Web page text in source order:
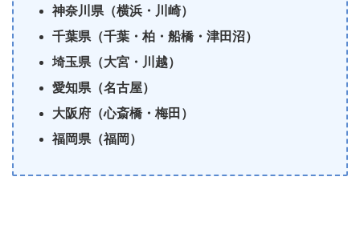
神奈川県（横浜・川崎）
千葉県（千葉・柏・船橋・津田沼）
埼玉県（大宮・川越）
愛知県（名古屋）
大阪府（心斎橋・梅田）
福岡県（福岡）